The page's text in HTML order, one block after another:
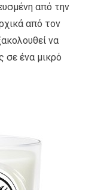
από την
από τον
να
σε ένα μικρό